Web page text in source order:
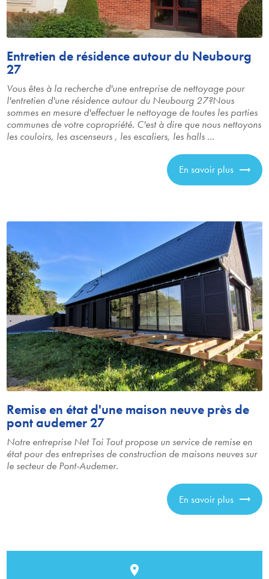
Entretien de résidence autour du Neubourg
27
Vous êtes à la recherche d'une entreprise de nettoyage pour
l'entretien d'une résidence autour du Neubourg 27?Nous
sommes en mesure d'effectuer le nettoyage de toutes les parties
communes de votre copropriété. C'est à dire que nous nettoyons
les couloirs, les ascenseurs , les escaliers, les halls ...
En savoir plus
Remise en état d'une maison neuve près de
pont audemer 27
Notre entreprise Net Toi Tout propose un service de remise en
état pour des entreprises de construction de maisons neuves sur
le secteur de Pont-Audemer.
En savoir plus
place